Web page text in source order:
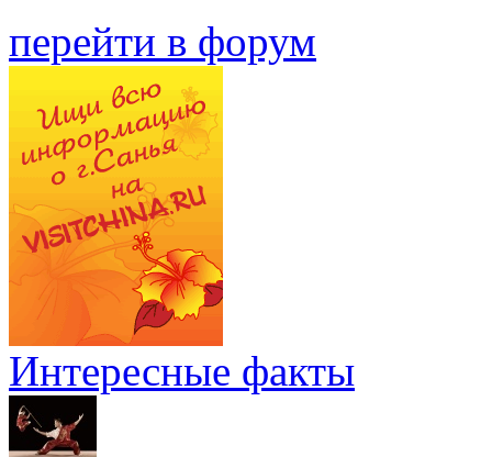
перейти в форум
Интересные факты